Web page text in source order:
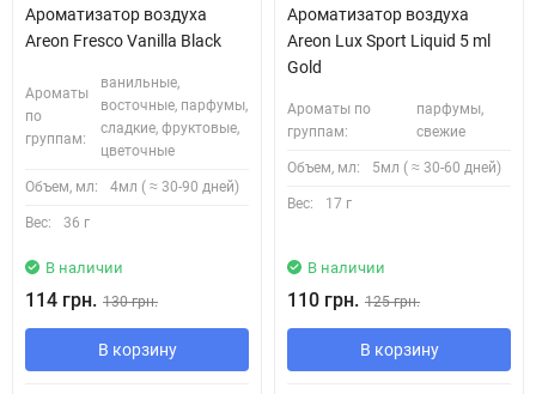
Ароматизатор воздуха
Areon Fresco Vanilla Black
Ароматы
по
группам:
ванильные,
восточные, парфумы,
сладкие, фруктовые,
цветочные
Объем, мл: 4мл ( ≈ 30-90 дней)
Вес: 36 г
В наличии
114 грн. 130 грн.
В корзину
Ароматизатор воздуха
Areon Lux Sport Liquid 5 ml
Gold
Ароматы по
группам:
парфумы,
свежие
Объем, мл: 5мл ( ≈ 30-60 дней)
Вес: 17 г
В наличии
110 грн. 125 грн.
В корзину